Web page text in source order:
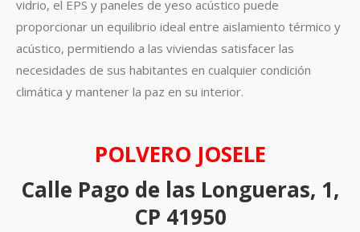
vidrio, el EPS y paneles de yeso acústico puede
proporcionar un equilibrio ideal entre aislamiento térmico y
acústico, permitiendo a las viviendas satisfacer las
necesidades de sus habitantes en cualquier condición
climática y mantener la paz en su interior.
POLVERO JOSELE
Calle Pago de las Longueras, 1,
CP 41950